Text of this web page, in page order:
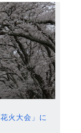
火大会」に